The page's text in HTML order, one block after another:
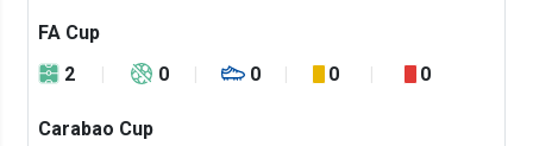
FA Cup
2
0 0 0 0
Carabao Cup